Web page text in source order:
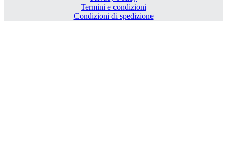
Termini e condizioni
Condizioni di spedizione